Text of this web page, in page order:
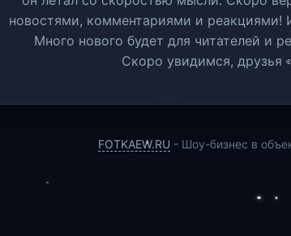
новостями, комментариями и реакциями!
Много нового будет для читателей и
Скоро увидимся, друзья
FOTKAEW.RU - Шоу-бизнес в